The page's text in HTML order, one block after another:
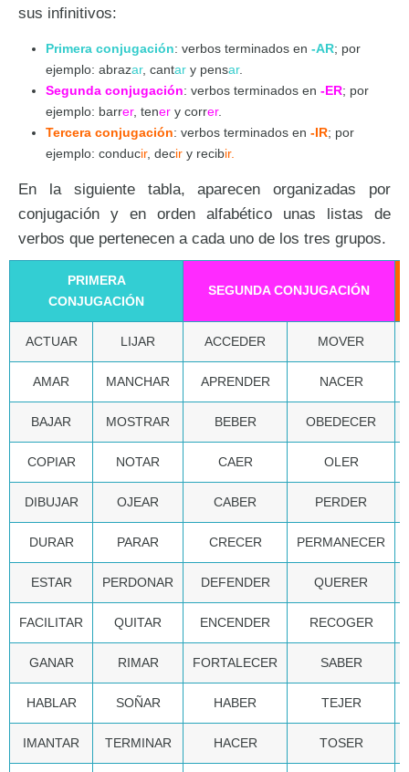
sus infinitivos:
Primera conjugación: verbos terminados en -AR; por
ejemplo: abrazar, cantar y pensar.
Segunda conjugación: verbos terminados en -ER; por
ejemplo: barrer, tener y correr.
Tercera conjugación: verbos terminados en -IR; por
ejemplo: conducir, decir y recibir.
En la siguiente tabla, aparecen organizadas por
conjugación y en orden alfabético unas listas de
verbos que pertenecen a cada uno de los tres grupos.
PRIMERA
CONJUGACIÓN
SEGUNDA CONJUGACIÓN
ACTUAR LIJAR ACCEDER MOVER
AMAR MANCHAR APRENDER NACER
BAJAR MOSTRAR BEBER OBEDECER
COPIAR NOTAR CAER OLER
DIBUJAR OJEAR CABER PERDER
DURAR PARAR CRECER PERMANECER
ESTAR PERDONAR DEFENDER QUERER
FACILITAR QUITAR ENCENDER RECOGER
GANAR RIMAR FORTALECER SABER
HABLAR SOÑAR HABER TEJER
IMANTAR TERMINAR HACER TOSER